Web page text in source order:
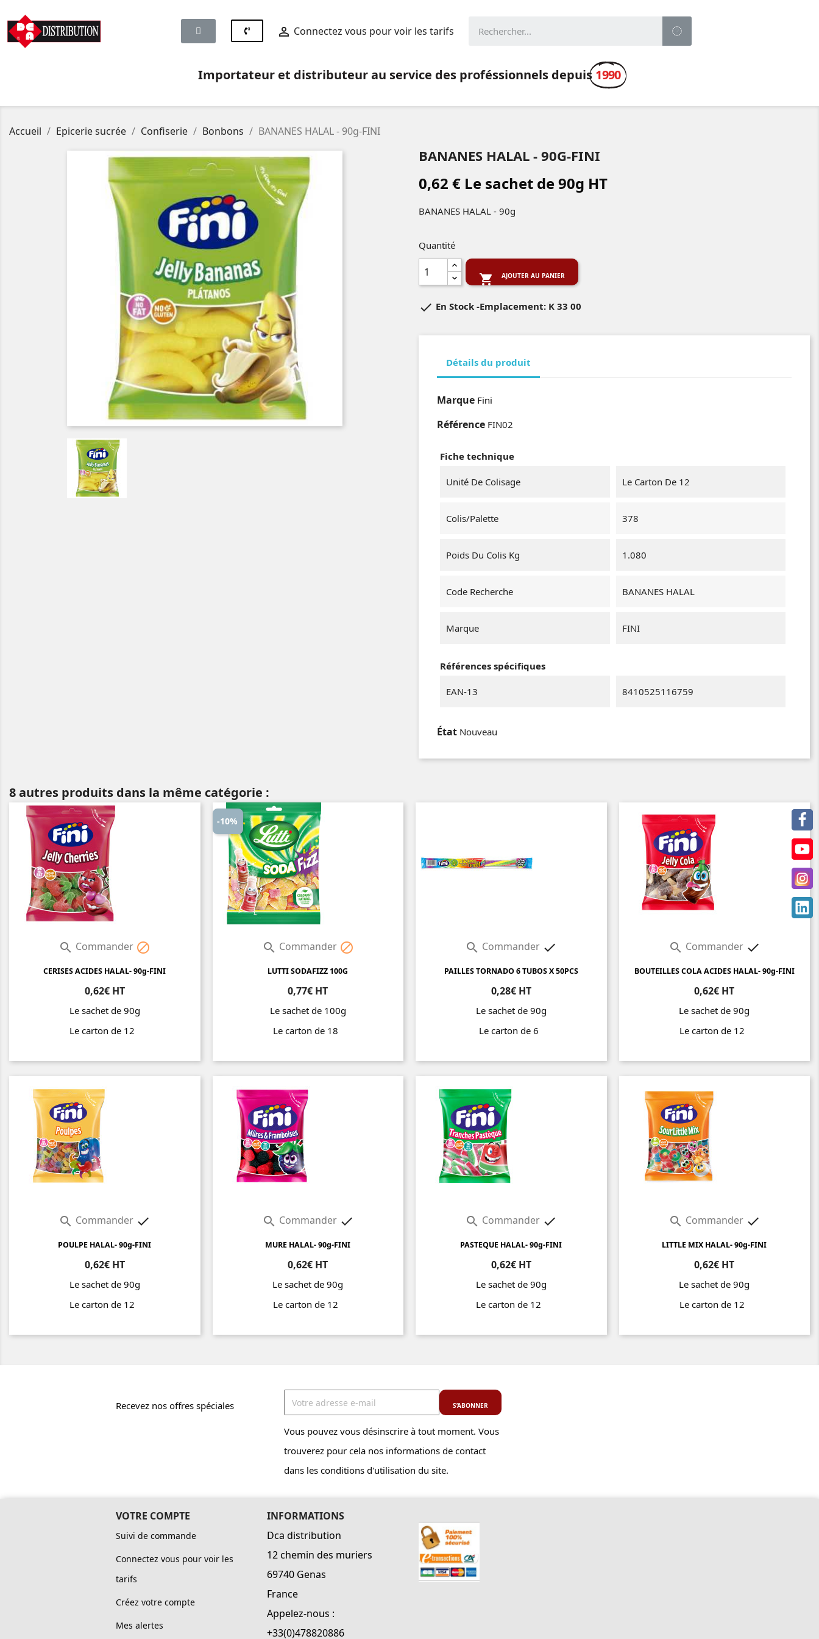
 Connectez vous pour voir les tarifs
Importateur et distributeur au service des proféssionnels depuis 1990
Accueil Epicerie sucrée Confiserie Bonbons BANANES HALAL - 90g-FINI
BANANES HALAL - 90G-FINI
0,62 € Le sachet de 90g HT
BANANES HALAL - 90g
Quantité
 AJOUTER AU PANIER
 En Stock -Emplacement: K 33 00
Détails du produit
Marque Fini
Référence FIN02
Fiche technique
Unité De Colisage Le Carton De 12
Colis/Palette 378
Poids Du Colis Kg 1.080
Code Recherche BANANES HALAL
Marque FINI
Références spécifiques
EAN-13 8410525116759
État Nouveau
8 autres produits dans la même catégorie :
 Commander 
CERISES ACIDES HALAL- 90g-FINI
0,62€ HT
Le sachet de 90g
Le carton de 12
 Commander 
LUTTI SODAFIZZ 100G
0,77€ HT
Le sachet de 100g
Le carton de 18
-10%
 Commander 
PAILLES TORNADO 6 TUBOS X 50PCS
0,28€ HT
Le sachet de 90g
Le carton de 6
 Commander 
BOUTEILLES COLA ACIDES HALAL- 90g-FINI
0,62€ HT
Le sachet de 90g
Le carton de 12
 Commander 
POULPE HALAL- 90g-FINI
0,62€ HT
Le sachet de 90g
Le carton de 12
 Commander 
MURE HALAL- 90g-FINI
0,62€ HT
Le sachet de 90g
Le carton de 12
 Commander 
PASTEQUE HALAL- 90g-FINI
0,62€ HT
Le sachet de 90g
Le carton de 12
 Commander 
LITTLE MIX HALAL- 90g-FINI
0,62€ HT
Le sachet de 90g
Le carton de 12
Recevez nos offres spéciales
Vous pouvez vous désinscrire à tout moment. Vous
trouverez pour cela nos informations de contact
dans les conditions d'utilisation du site.
VOTRE COMPTE
Suivi de commande
Connectez vous pour voir les
tarifs
Créez votre compte
Mes alertes
INFORMATIONS
Dca distribution
12 chemin des muriers
69740 Genas
France
Appelez-nous :
+33(0)478820886